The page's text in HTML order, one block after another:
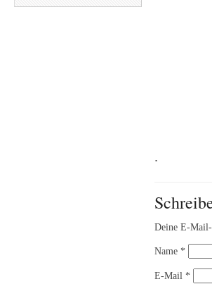
.
Deine E-
Name *
E-Mail *